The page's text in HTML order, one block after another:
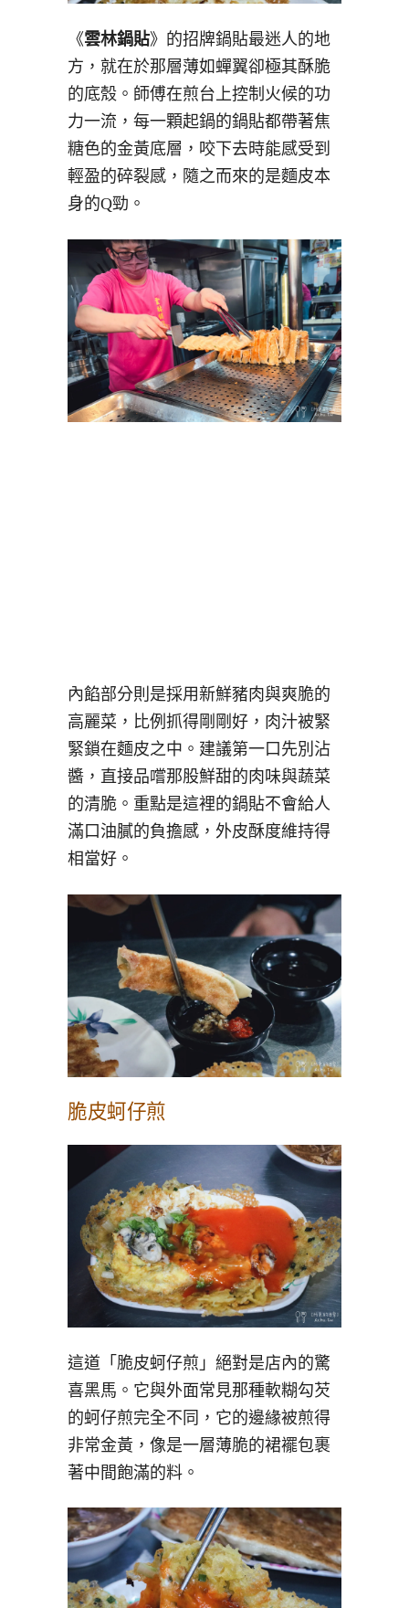
《雲林鍋貼》的招牌鍋貼最迷人的地
方，就在於那層薄如蟬翼卻極其酥脆
的底殼。師傅在煎台上控制火候的功
力一流，每一顆起鍋的鍋貼都帶著焦
糖色的金黃底層，咬下去時能感受到
輕盈的碎裂感，隨之而來的是麵皮本
身的Q勁。
內餡部分則是採用新鮮豬肉與爽脆的
高麗菜，比例抓得剛剛好，肉汁被緊
緊鎖在麵皮之中。建議第一口先別沾
醬，直接品嚐那股鮮甜的肉味與蔬菜
的清脆。重點是這裡的鍋貼不會給人
滿口油膩的負擔感，外皮酥度維持得
相當好。
脆皮蚵仔煎
這道「脆皮蚵仔煎」絕對是店內的驚
喜黑馬。它與外面常見那種軟糊勾芡
的蚵仔煎完全不同，它的邊緣被煎得
非常金黃，像是一層薄脆的裙襬包裹
著中間飽滿的料。